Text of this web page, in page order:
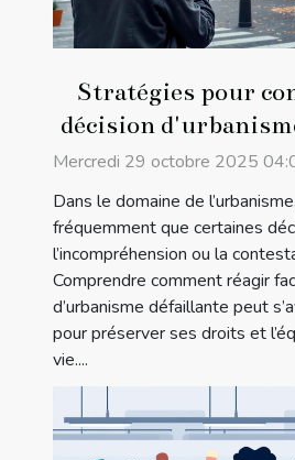
Stratégies pour
décision
Mercredi 29 octobre 2025
Dans le domaine de
fréquemment que certaines
l’incompréhension ou la
Comprendre comment réagir
d’urbanisme défaillante peut
pour préserver ses droits et
vie....